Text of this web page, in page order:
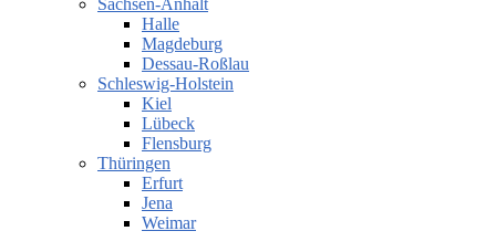
Sachsen-Anhalt
Halle
Magdeburg
Dessau-Roßlau
Schleswig-Holstein
Kiel
Lübeck
Flensburg
Thüringen
Erfurt
Jena
Weimar